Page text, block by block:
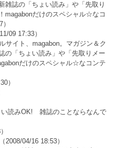
雑誌の「ちょい読み」や「先取り
magabonだけのスペシャル☆なコ
09 17:33）
サイト、magabon。マガジン＆ク
の「ちょい読み」や「先取りメー
だけのスペシャル☆なコンテ
）
読みOK! 雑誌のことならなんで
（2008/04/16 18:53）